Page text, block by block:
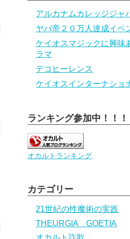
アルカナムカレッジジャ
ヤバ帝２０万人達成イベ
ケイオスマジックに興味
ラマ
デコヒーレンス
ケイオスインターナショ
ランキング参加中！！！
オカルトランキング
カテゴリー
21世紀の性魔術の実践
THEURGIA GOETIA